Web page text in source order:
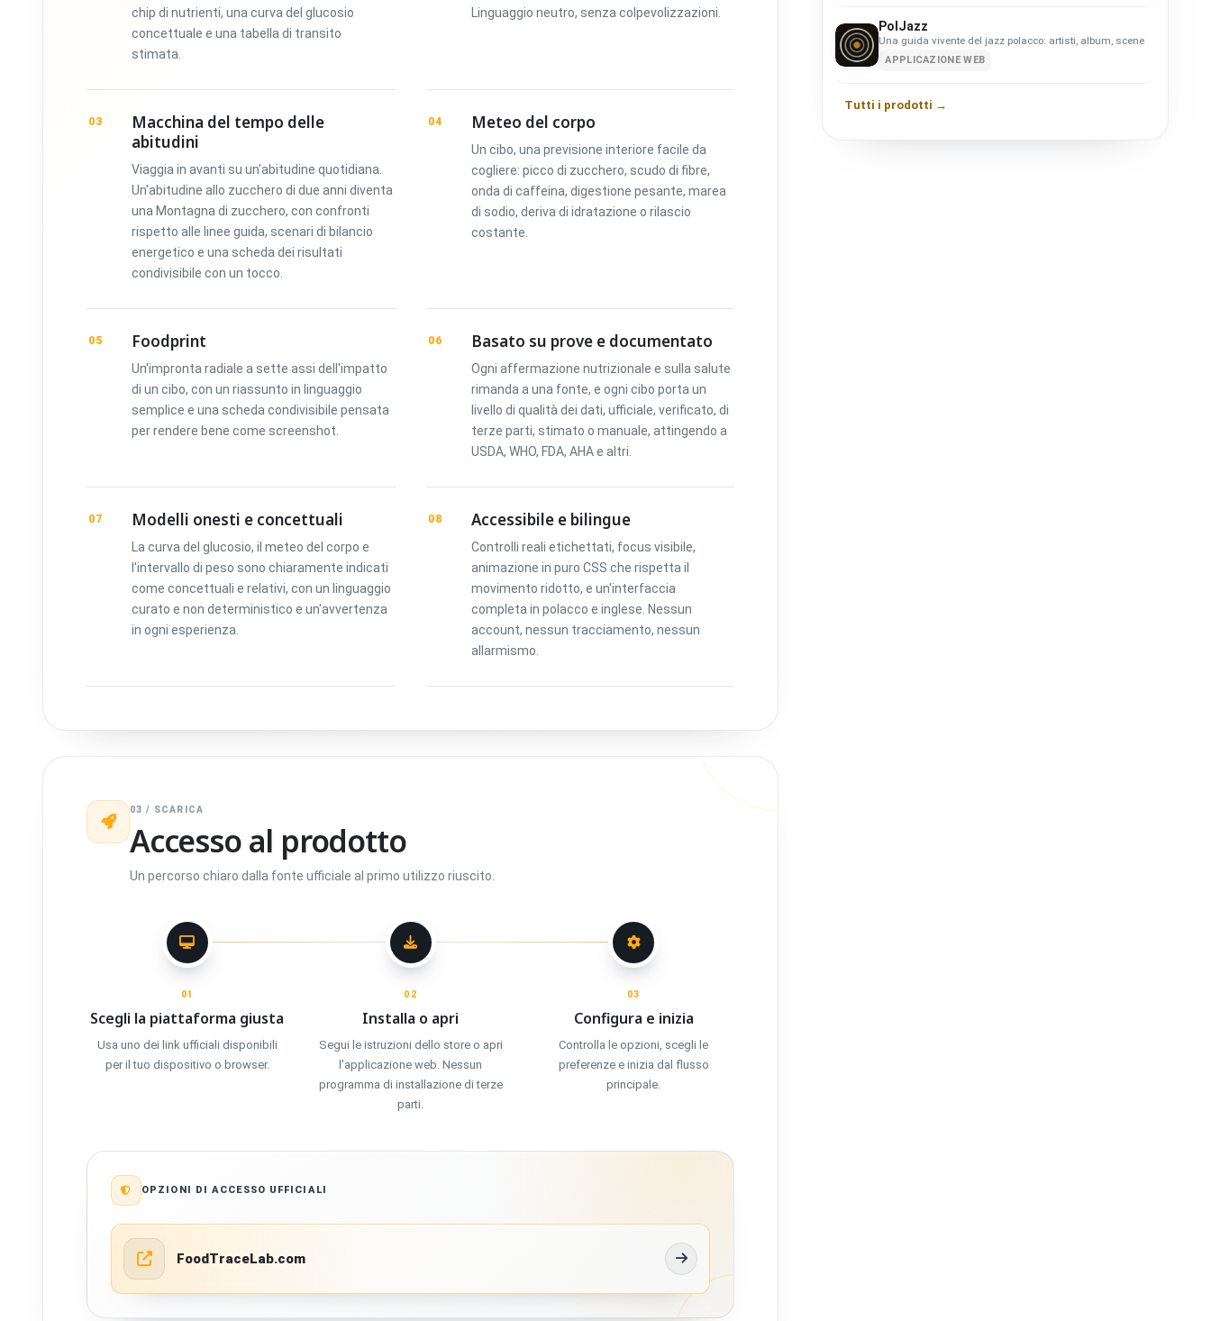
chip di nutrienti, una curva del glucosio
concettuale e una tabella di transito
stimata.
Linguaggio neutro, senza colpevolizzazioni.
03
Macchina del tempo delle
abitudini
Viaggia in avanti su un'abitudine quotidiana.
Un'abitudine allo zucchero di due anni diventa
una Montagna di zucchero, con confronti
rispetto alle linee guida, scenari di bilancio
energetico e una scheda dei risultati
condivisibile con un tocco.
04 Meteo del corpo
Un cibo, una previsione interiore facile da
cogliere: picco di zucchero, scudo di fibre,
onda di caffeina, digestione pesante, marea
di sodio, deriva di idratazione o rilascio
costante.
05 Foodprint
Un'impronta radiale a sette assi dell'impatto
di un cibo, con un riassunto in linguaggio
semplice e una scheda condivisibile pensata
per rendere bene come screenshot.
06 Basato su prove e documentato
Ogni affermazione nutrizionale e sulla salute
rimanda a una fonte, e ogni cibo porta un
livello di qualità dei dati, ufficiale, verificato, di
terze parti, stimato o manuale, attingendo a
USDA, WHO, FDA, AHA e altri.
07 Modelli onesti e concettuali
La curva del glucosio, il meteo del corpo e
l'intervallo di peso sono chiaramente indicati
come concettuali e relativi, con un linguaggio
curato e non deterministico e un'avvertenza
in ogni esperienza.
08 Accessibile e bilingue
Controlli reali etichettati, focus visibile,
animazione in puro CSS che rispetta il
movimento ridotto, e un'interfaccia
completa in polacco e inglese. Nessun
account, nessun tracciamento, nessun
allarmismo.
03 / SCARICA
Accesso al prodotto
Un percorso chiaro dalla fonte ufficiale al primo utilizzo riuscito.
01
Scegli la piattaforma giusta
Usa uno dei link ufficiali disponibili
per il tuo dispositivo o browser.
02
Installa o apri
Segui le istruzioni dello store o apri
l'applicazione web. Nessun
programma di installazione di terze
parti.
03
Configura e inizia
Controlla le opzioni, scegli le
preferenze e inizia dal flusso
principale.
OPZIONI DI ACCESSO UFFICIALI
FoodTraceLab.com
PolJazz
Una guida vivente del jazz polacco: artisti, album, scene e quasi
APPLICAZIONE WEB
Tutti i prodotti →